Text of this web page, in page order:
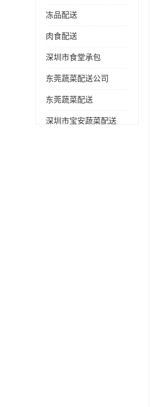
冻品配送
肉食配送
深圳市食堂承包
东莞蔬菜配送公司
东莞蔬菜配送
深圳市宝安蔬菜配送